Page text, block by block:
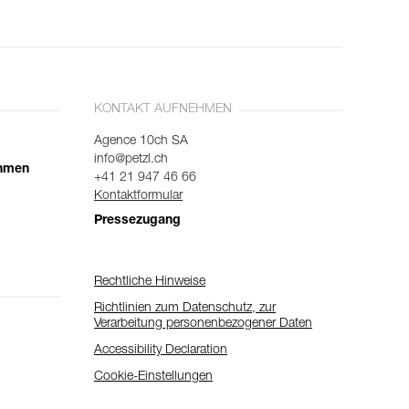
KONTAKT AUFNEHMEN
Agence 10ch SA
info@petzl.ch
+41 21 947 46 66
Kontaktformular
Pressezugang
Rechtliche Hinweise
Richtlinien zum Datenschutz, zur
Verarbeitung personenbezogener Daten
Accessibility Declaration
Cookie-Einstellungen